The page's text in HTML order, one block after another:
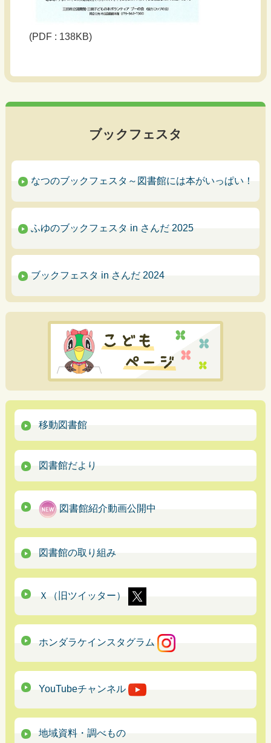
(PDF : 138KB)
ブックフェスタ
なつのブックフェスタ～図書館には本がいっぱい！
ふゆのブックフェスタ in さんだ 2025
ブックフェスタ in さんだ 2024
移動図書館
図書館だより
図書館紹介動画公開中
図書館の取り組み
Ｘ（旧ツイッター）
ホンダラケインスタグラム
YouTubeチャンネル
地域資料・調べもの